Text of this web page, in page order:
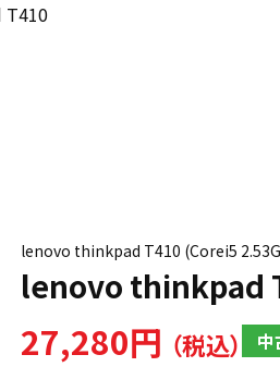
T410
lenovo thinkpad T410 (Corei5
lenovo thinkpad
27,280円 中